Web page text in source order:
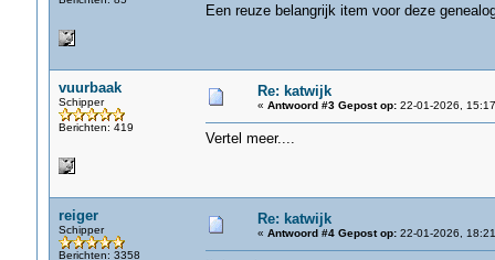
Een reuze belangrijk item voor deze
vuurbaak
Schipper
Berichten: 419
Re: katwijk
« Antwoord #3 Gepost op:22-01-2026,
Vertel meer....
reiger
Schipper
Berichten: 3358
Re: katwijk
« Antwoord #4 Gepost op:22-01-2026,